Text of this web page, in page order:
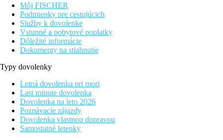
Môj FISCHER
Podmienky pre cestujúcich
Služby k dovolenke
Vstupné a pobytové poplatky
Dôležité informácie
Dokumenty na stiahnutie
Typy dovolenky
Letná dovolenka pri mori
Last minute dovolenka
Dovolenka na leto 2026
Poznávacie zájazdy
Dovolenka vlastnou dopravou
Samostatné letenky